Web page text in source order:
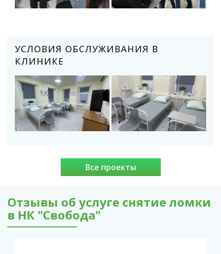
УСЛОВИЯ ОБСЛУЖИВАНИЯ В
КЛИНИКЕ
Все проекты
Отзывы об услуге снятие ломки
в НК "Свобода"